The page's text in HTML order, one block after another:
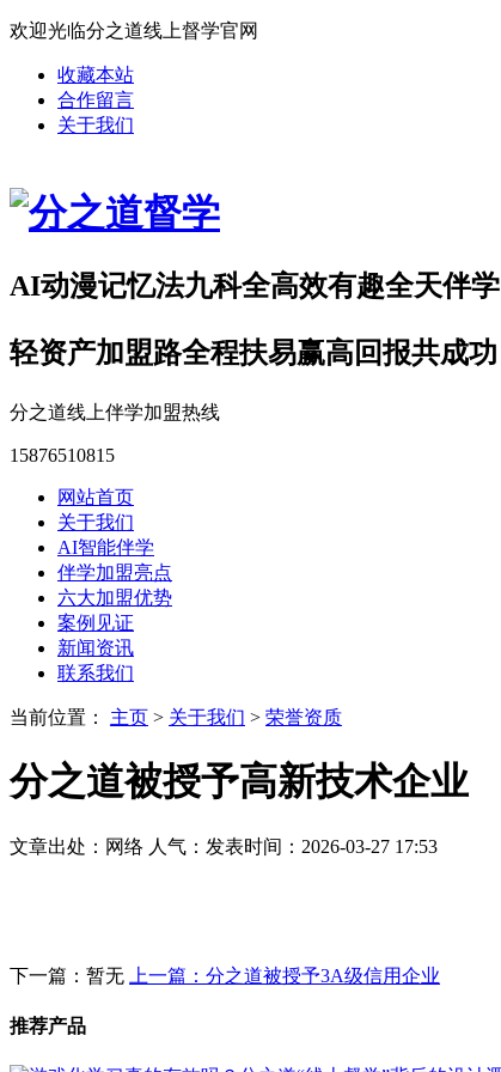
欢迎光临分之道线上督学官网
收藏本站
合作留言
关于我们
AI动漫记忆法九科全高效有趣全天伴学
轻资产加盟路全程扶易赢高回报共成功
分之道线上伴学加盟热线
15876510815
网站首页
关于我们
AI智能伴学
伴学加盟亮点
六大加盟优势
案例见证
新闻资讯
联系我们
当前位置： 主页 > 关于我们 > 荣誉资质
分之道被授予高新技术企业
文章出处：网络 人气： 发表时间：2026-03-27 17:53
下一篇：暂无 上一篇：分之道被授予3A级信用企业
推荐产品